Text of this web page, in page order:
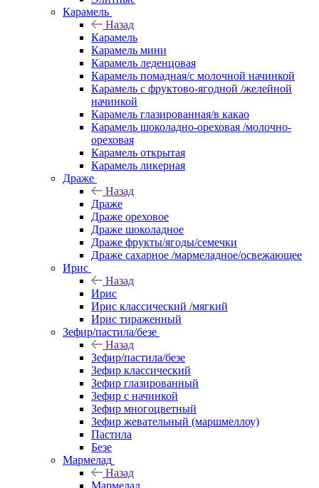
Карамель
Назад
Карамель
Карамель мини
Карамель леденцовая
Карамель помадная/с молочной начинкой
Карамель с фруктово-ягодной /желейной
начинкой
Карамель глазированная/в какао
Карамель шоколадно-ореховая /молочно-
ореховая
Карамель открытая
Карамель ликерная
Драже
Назад
Драже
Драже ореховое
Драже шоколадное
Драже фрукты/ягоды/семечки
Драже сахарное /мармеладное/освежающее
Ирис
Назад
Ирис
Ирис классический /мягкий
Ирис тираженный
Зефир/пастила/безе
Назад
Зефир/пастила/безе
Зефир классический
Зефир глазированный
Зефир с начинкой
Зефир многоцветный
Зефир жевательный (маршмеллоу)
Пастила
Безе
Мармелад
Назад
Мармелад